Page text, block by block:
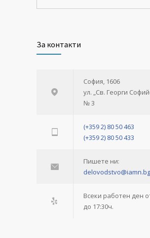
За контакти
София, 1606
ул. „Св. Георги
№ 3
(+359 2) 80 50 463
(+359 2) 80 50 433
Пишете ни:
delovodstvo@iamn.bg
Всеки работен ден
до 17:30ч.